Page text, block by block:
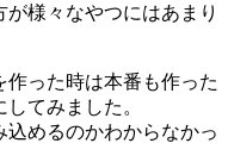
様々なやつにはあまり
った時は本番も作った
てみました。
めるのかわからなかっ